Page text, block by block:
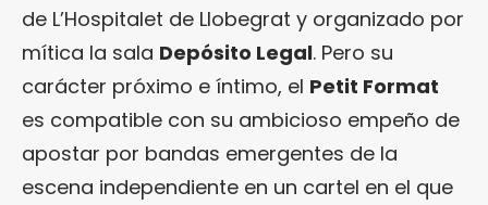
de L’Hospitalet de Llobegrat y organizado por
mítica la sala Depósito Legal. Pero su
carácter próximo e íntimo, el Petit Format
es compatible con su ambicioso empeño de
apostar por bandas emergentes de la
escena independiente en un cartel en el que